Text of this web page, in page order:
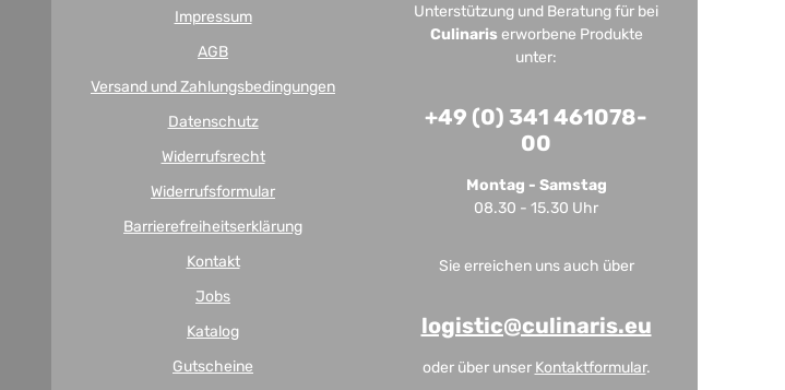
Impressum
AGB
Versand und Zahlungsbedingungen
Datenschutz
Widerrufsrecht
Widerrufsformular
Barrierefreiheitserklärung
Kontakt
Jobs
Katalog
Gutscheine
Unterstützung und Beratung für bei
Culinaris erworbene Produkte
unter:
+49 (0) 341 461078-
00
Montag - Samstag
08.30 - 15.30 Uhr
Sie erreichen uns auch über
logistic@culinaris.eu
oder über unser Kontaktformular.